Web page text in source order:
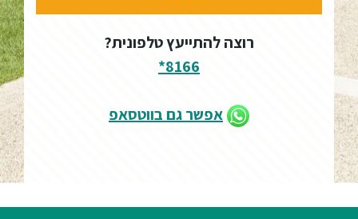
רוצה להתייעץ טלפונית?
8166*
אפשר גם בווטסאפ